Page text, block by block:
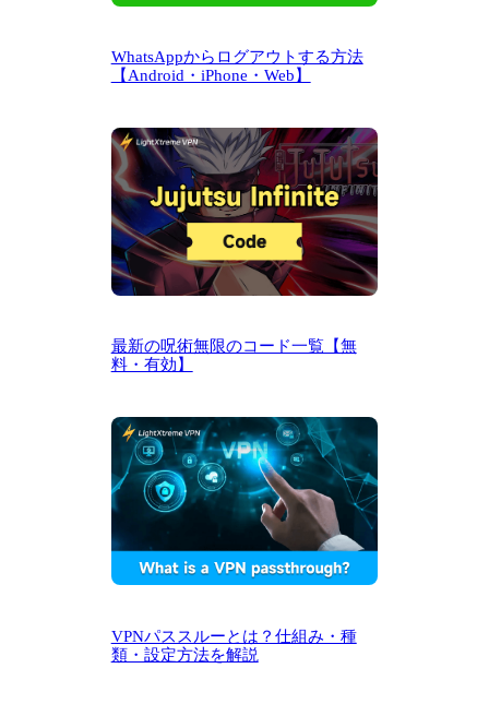
WhatsAppからログアウトする方法
【Android・iPhone・Web】
最新の呪術無限のコード一覧【無
料・有効】
VPNパススルーとは？仕組み・種
類・設定方法を解説